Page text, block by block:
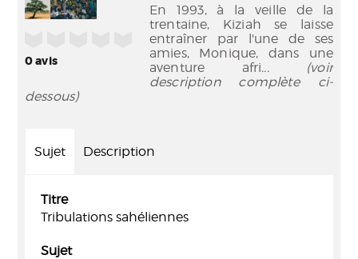
0avis
En 1993, à la veille de la
trentaine, Kiziah se laisse
entraîner par l'une de ses
amies, Monique, dans une
aventure afri... (voir
description complète ci-
dessous)
Sujet Description
Titre
Tribulations sahéliennes
Sujet